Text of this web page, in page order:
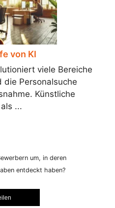
von KI
viele Bereiche
Personalsuche
Künstliche
...
um, in deren
entdeckt haben?